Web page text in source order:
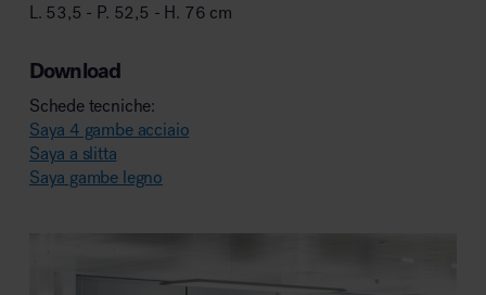
L. 53,5 - P. 52,5 - H. 76 cm
Download
Schede tecniche:
Saya 4 gambe acciaio
Saya a slitta
Saya gambe legno